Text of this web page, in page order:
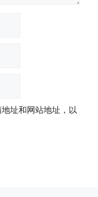
址和网站地址，以